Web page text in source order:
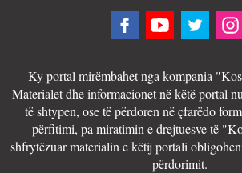
Ky portal mirëmbahet nga kompania
Materialet dhe informacionet në këtë portal
të shtypen, ose të përdoren në çfarëdo
përfitimi, pa miratimin e drejtuesve të
shfrytëzuar materialin e këtij portali
përdorimit.